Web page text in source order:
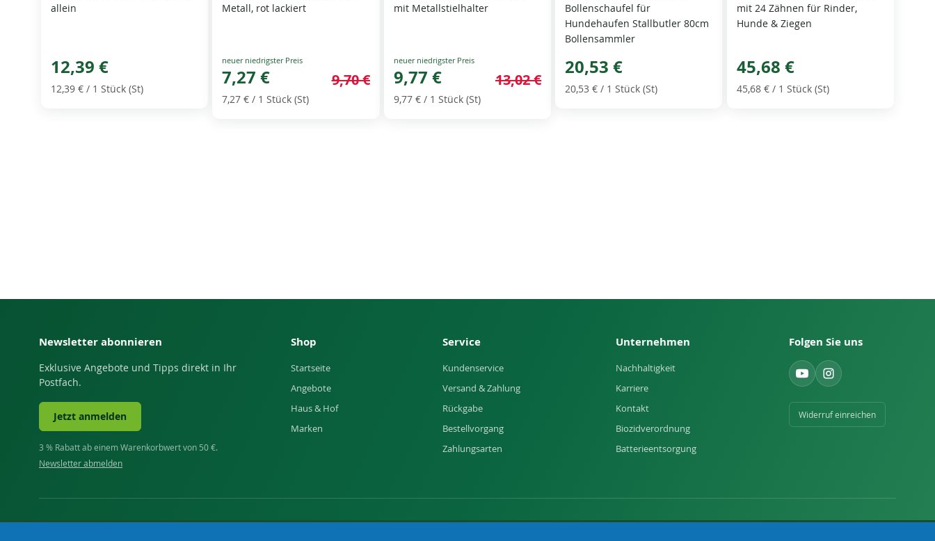
allein
12,39 €
12,39 € / 1 Stück (St)
Metall, rot lackiert
Special
Price
7,27 € 9,70 €
7,27 € / 1 Stück (St)
mit Metallstielhalter
Special
Price
9,77 € 13,02 €
9,77 €/ 1 Stück (St)
Bollenschaufel für
Hundehaufen Stallbutler 80cm
Bollensammler
20,53 €
20,53 € / 1 Stück (St)
mit 24 Zähnen für Rinder,
Hunde & Ziegen
45,68 €
45,68 €/ 1 Stück (St)
Newsletter abonnieren
Exklusive Angebote und Tipps direkt in Ihr
Postfach.
Jetzt anmelden
3 % Rabatt ab einem Warenkorbwert von 50 €.
Newsletter abmelden
Shop
Startseite
Angebote
Haus & Hof
Marken
Service
Kundenservice
Versand & Zahlung
Rückgabe
Bestellvorgang
Zahlungsarten
Unternehmen
Nachhaltigkeit
Karriere
Kontakt
Biozidverordnung
Batterieentsorgung
Folgen Sie uns
Widerruf einreichen